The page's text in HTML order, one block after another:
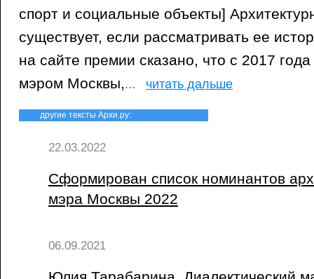
спорт и социальные объекты]
существует, если рассматривать ее
на сайте премии сказано, что с 2017
мэром Москвы,... читать дальше
другие тексты Архи.ру:
22.03.2022
Сформирован список номинантов
мэра Москвы 2022
06.09.2021